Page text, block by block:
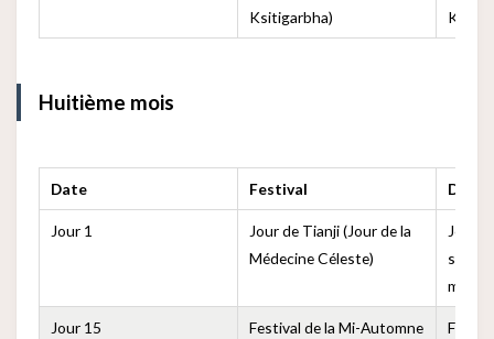
Ksitigarbha)
Huitième mois
Date Festival
Jour 1
Jour de Tianji (Jour de la
Médecine Céleste)
Jour
soins
Jour 15
Festival de la Mi-Automne